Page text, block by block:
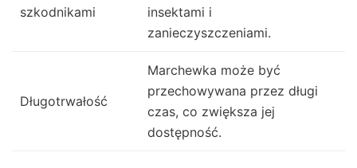
szkodnikami
insektami i
zanieczyszczeniami.
Długotrwałość
Marchewka może być
przechowywana przez długi
czas, co zwiększa jej
dostępność.